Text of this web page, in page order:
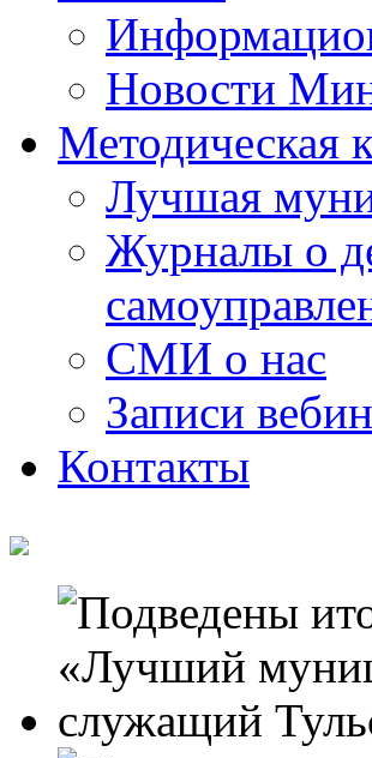
Новости
Методическая
Лучшая
Журналы о
СМИ о нас
Записи
Контакты